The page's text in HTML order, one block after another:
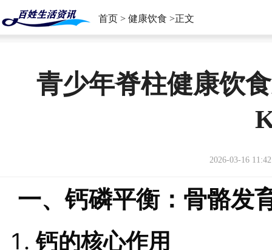
首页 > 健康饮食 >正文
青少年脊柱健康饮
2026-03-16
一、钙磷平衡：骨骼发
钙的核心作用